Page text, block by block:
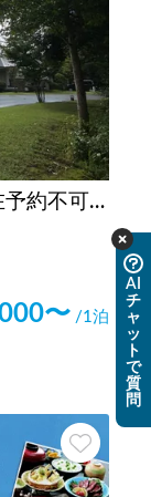
フォレストヒルズガーデン【現在予約不可！】
〜 /1泊
AI
チ
ャ
ッ
ト
で
質
問